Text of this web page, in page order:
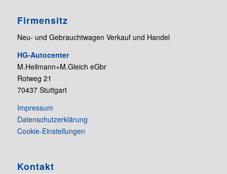
Firmensitz
Neu- und Gebrauchtwagen Verkauf und Handel
HG-Autocenter
M.Heilmann+M.Gleich eGbr
Rotweg 21
70437 Stuttgart
Impressum
Datenschutzerklärung
Cookie-Einstellungen
Kontakt